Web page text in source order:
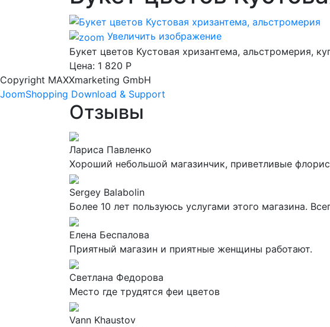
Увеличить изображение
Букет цветов Кустовая хризантема, альстромерия,
Цена: 1 820 Р
Copyright MAXXmarketing GmbH
JoomShopping Download & Support
Отзывы
Лариса Павленко
Хороший небольшой магазинчик, приветливые
Sergey Balabolin
Более 10 лет пользуюсь услугами этого магазина.
Елена Беспалова
Приятный магазин и приятные женщины работают.
Светлана Федорова
Место где трудятся феи цветов
Vann Khaustov